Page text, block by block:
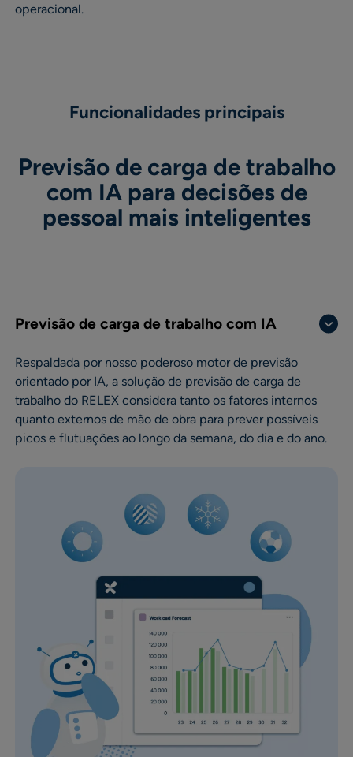
operacional.
Funcionalidades principais
Previsão de carga de trabalho
com IA para decisões de
pessoal mais inteligentes
Previsão de carga de trabalho com IA
Respaldada por nosso poderoso motor de previsão
orientado por IA, a solução de previsão de carga de
trabalho do RELEX considera tanto os fatores internos
quanto externos de mão de obra para prever possíveis
picos e flutuações ao longo da semana, do dia e do ano.